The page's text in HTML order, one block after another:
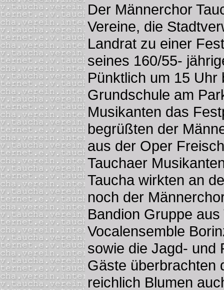
Der Männerchor
Vereine, die
Landrat zu einer
seines 160/55-
Pünktlich um 15 Uhr
Grundschule am
Musikanten das
begrüßten der
aus der Oper
Tauchaer
Taucha wirkten an
noch der
Bandion Gruppe
Vocalensemble
sowie die Jagd- und
Gäste überbrachten
reichlich Blumen